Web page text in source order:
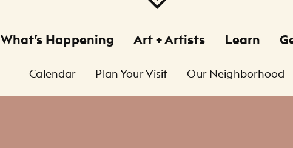
What’s Happening Art + Artists Learn
Calendar Plan Your Visit Our Neighborhood